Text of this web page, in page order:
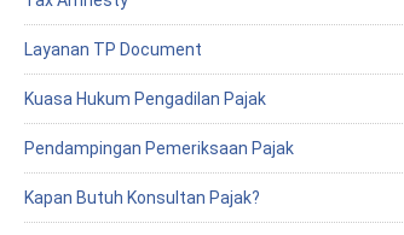
Layanan TP Document
Kuasa Hukum Pengadilan Pajak
Pendampingan Pemeriksaan Pajak
Kapan Butuh Konsultan Pajak?